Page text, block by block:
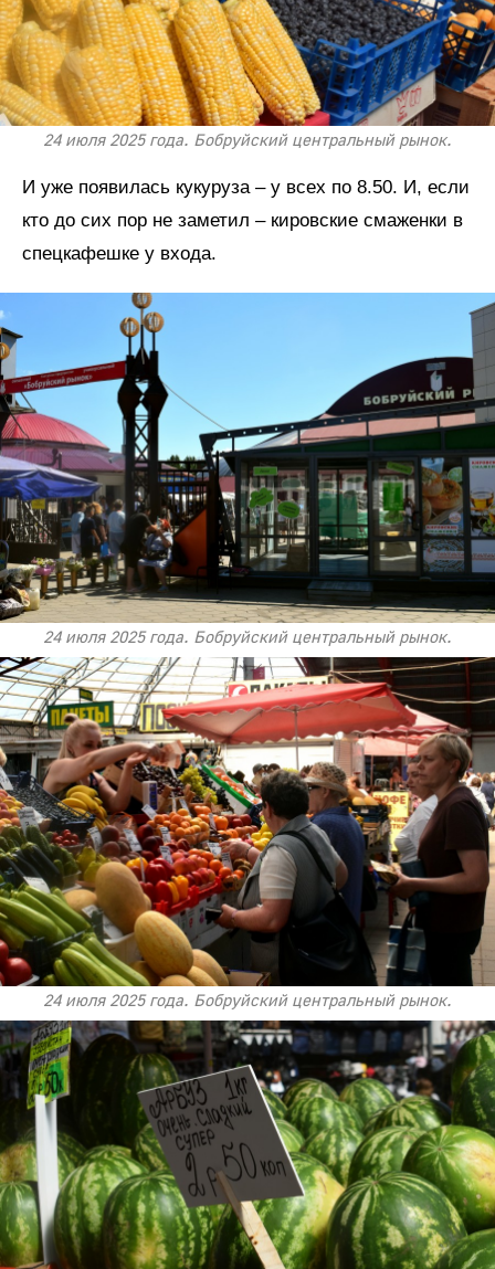
24 июля 2025 года. Бобруйский центральный рынок.
И уже появилась кукуруза – у всех по 8.50. И, если
кто до сих пор не заметил – кировские смаженки в
спецкафешке у входа.
24 июля 2025 года. Бобруйский центральный рынок.
24 июля 2025 года. Бобруйский центральный рынок.